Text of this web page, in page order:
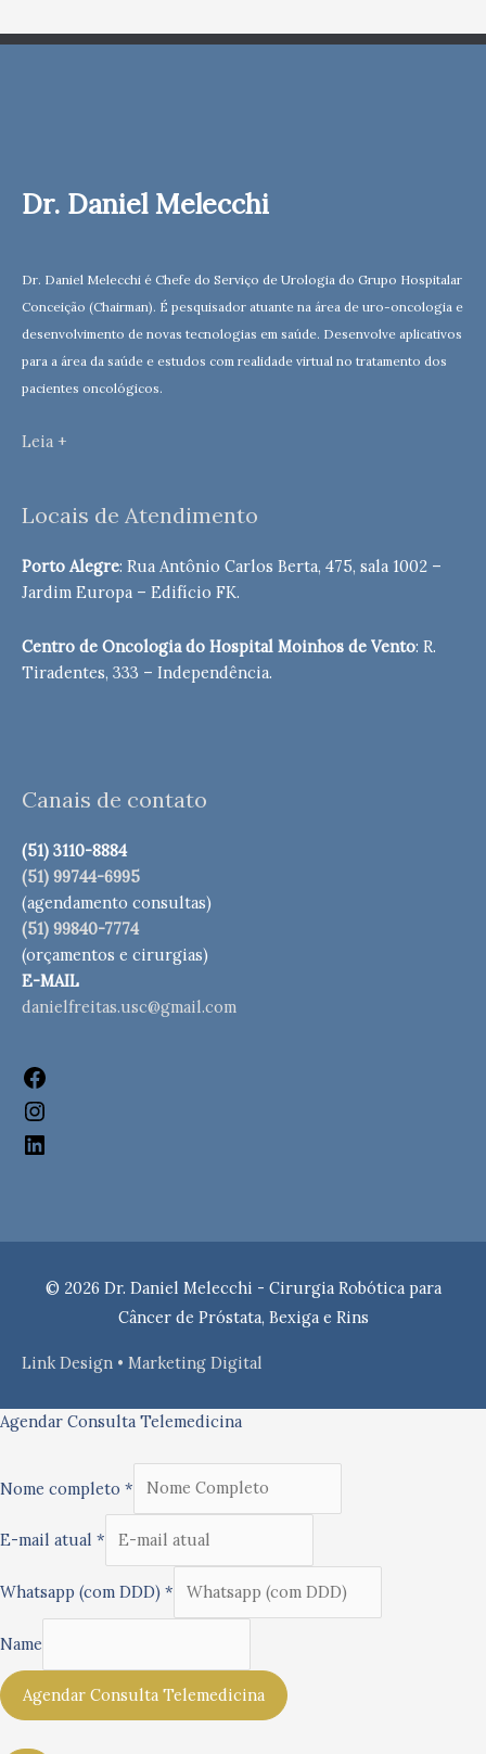
Dr. Daniel Melecchi
Dr. Daniel Melecchi é Chefe do Serviço de Urologia do Grupo Hospitalar
Conceição (Chairman). É pesquisador atuante na área de uro-oncologia e
desenvolvimento de novas tecnologias em saúde. Desenvolve aplicativos
para a área da saúde e estudos com realidade virtual no tratamento dos
pacientes oncológicos.
Leia +
Locais de Atendimento
Porto Alegre: Rua Antônio Carlos Berta, 475, sala 1002 –
Jardim Europa – Edifício FK.
Centro de Oncologia do Hospital Moinhos de Vento: R.
Tiradentes, 333 – Independência.
Canais de contato
(51) 3110-8884
(51) 99744-6995
(agendamento consultas)
(51) 99840-7774
(orçamentos e cirurgias)
E-MAIL
danielfreitas.usc@gmail.com
Facebook
Instagram
LinkedIn
© 2026 Dr. Daniel Melecchi - Cirurgia Robótica para
Câncer de Próstata, Bexiga e Rins
Link Design • Marketing Digital
Agendar Consulta Telemedicina
Nome completo *
E-mail atual *
Whatsapp (com DDD) *
Name
Agendar Consulta Telemedicina